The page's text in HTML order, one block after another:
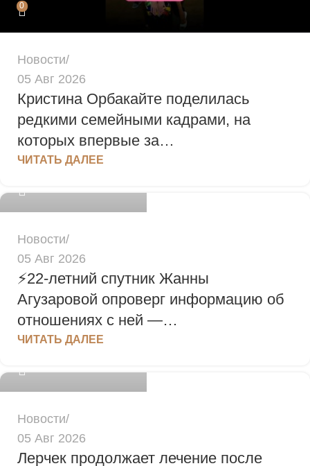
0
Новости
05 Авг 2026
Кристина Орбакайте поделилась
редкими семейными кадрами, на
которых впервые за…
ЧИТАТЬ ДАЛЕЕ
admin
Новости
05 Авг 2026
⚡️22-летний спутник Жанны
Агузаровой опроверг информацию об
отношениях с ней —…
ЧИТАТЬ ДАЛЕЕ
admin
Новости
05 Авг 2026
Лерчек продолжает лечение после